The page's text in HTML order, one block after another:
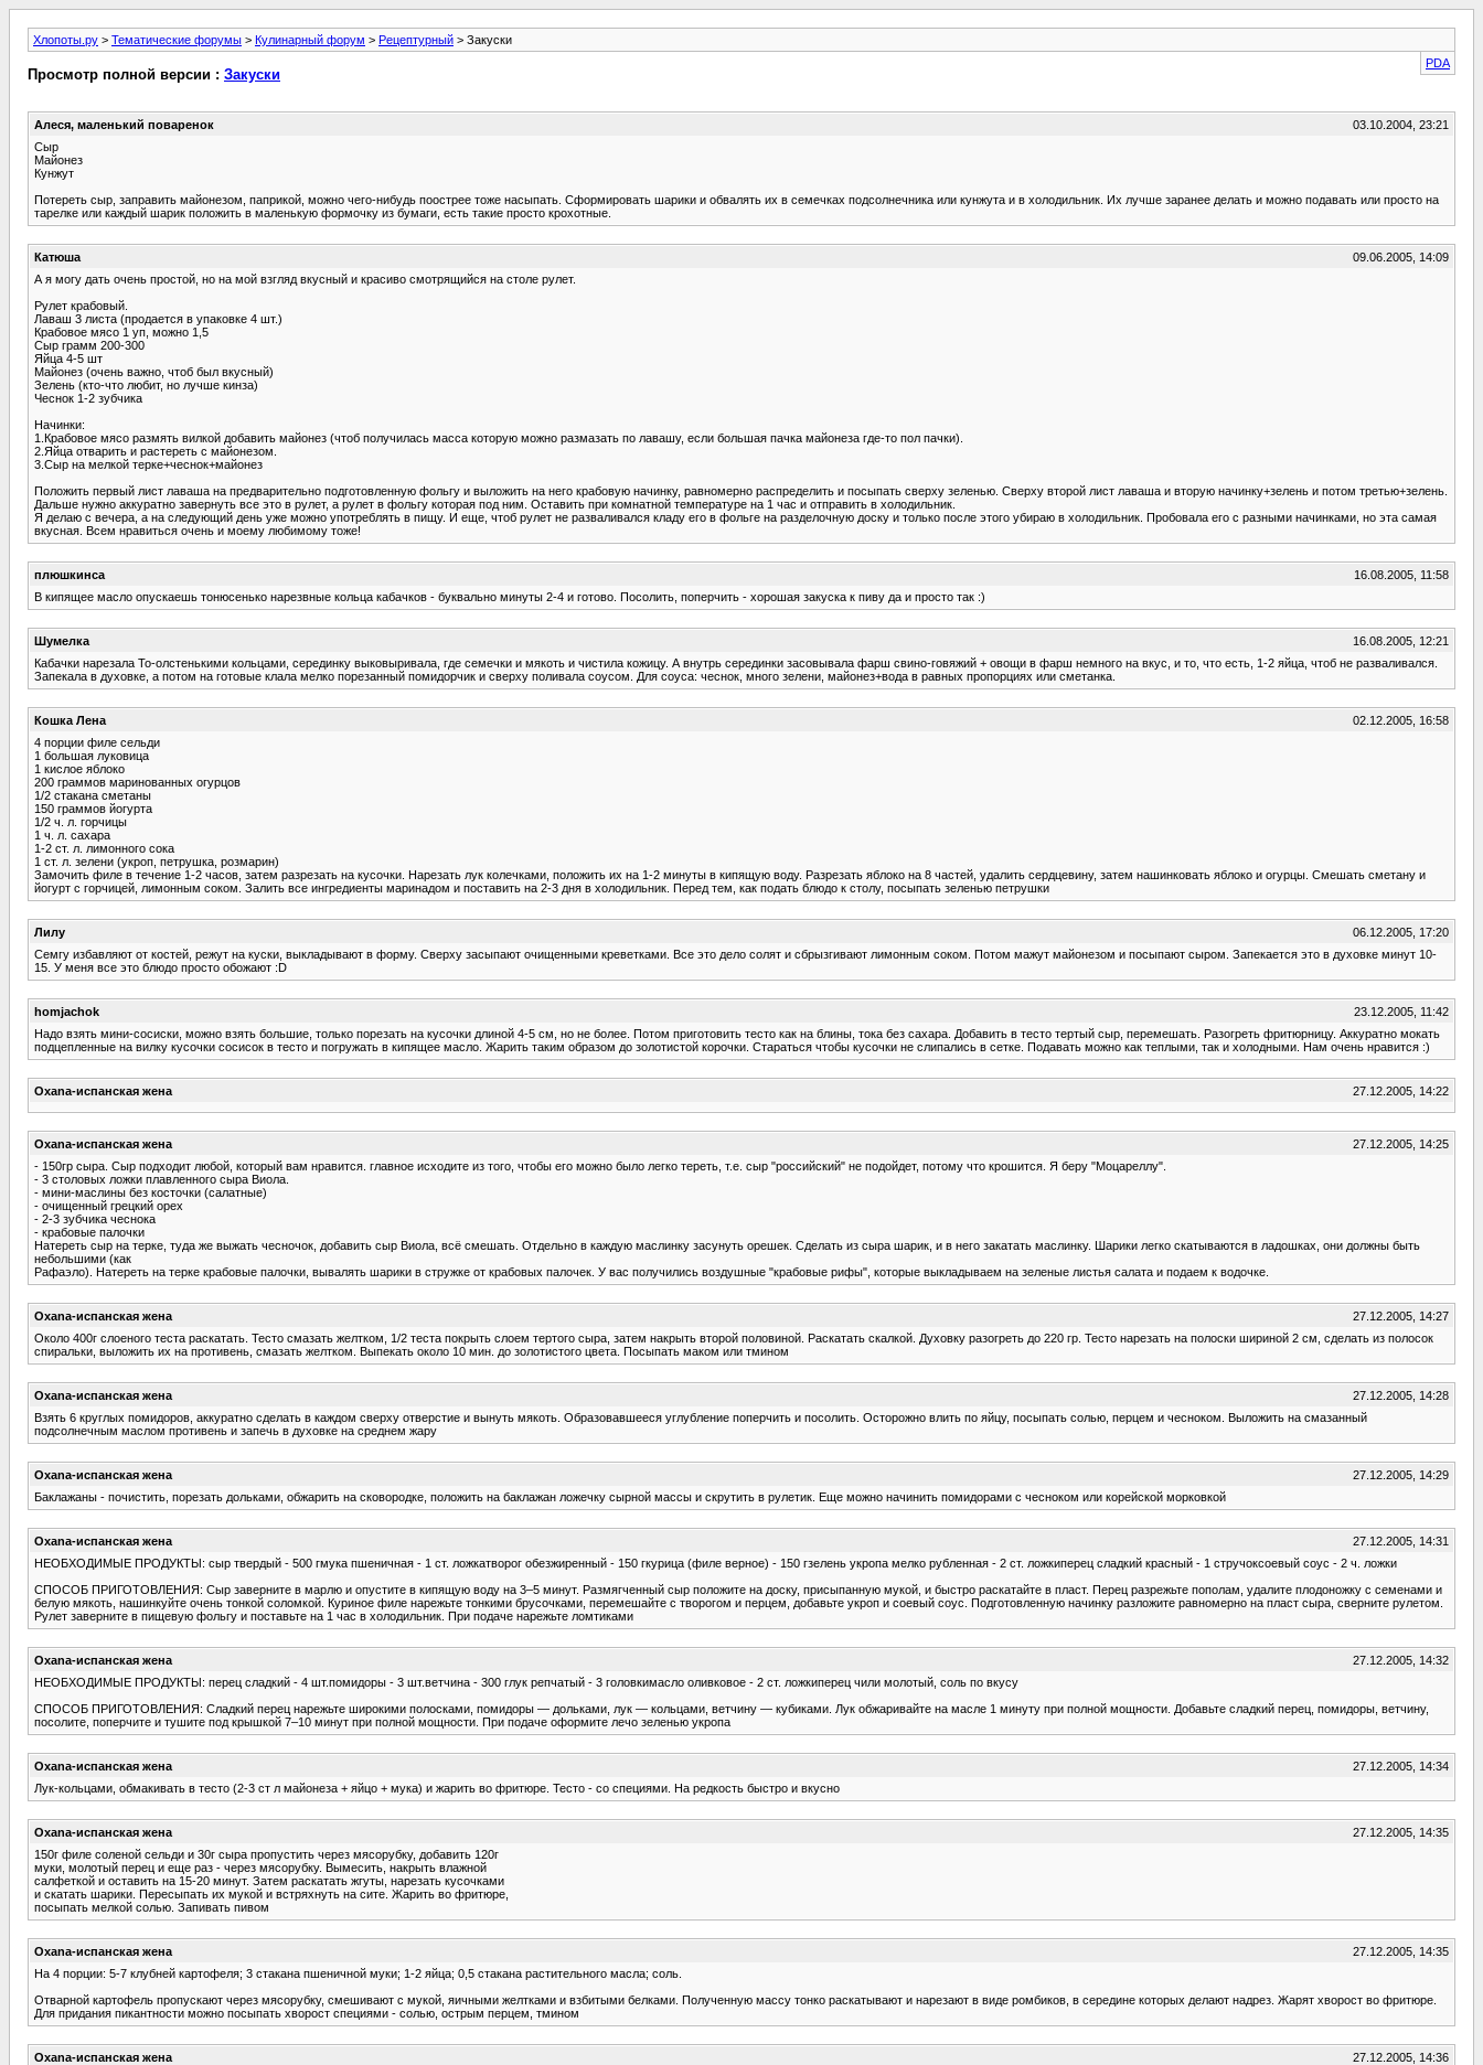
Хлопоты.ру > Тематические форумы > Кулинарный форум > Рецептурный > Закуски
PDA
Просмотр полной версии : Закуски
Алеся, маленький поваренок
03.10.2004, 23:21
Сыр
Майонез
Кунжут
Потереть сыр, заправить майонезом, паприкой, можно чего-нибудь поострее тоже насыпать. Сформировать шарики и обвалять их в семечках подсолнечника или кунжута и в холодильник. Их лучше заранее делать и можно подавать или просто на
тарелке или каждый шарик положить в маленькую формочку из бумаги, есть такие просто крохотные.
Катюша
09.06.2005, 14:09
А я могу дать очень простой, но на мой взгляд вкусный и красиво смотрящийся на столе рулет.
Рулет крабовый.
Лаваш 3 листа (продается в упаковке 4 шт.)
Крабовое мясо 1 уп, можно 1,5
Сыр грамм 200-300
Яйца 4-5 шт
Майонез (очень важно, чтоб был вкусный)
Зелень (кто-что любит, но лучше кинза)
Чеснок 1-2 зубчика
Начинки:
1.Крабовое мясо размять вилкой добавить майонез (чтоб получилась масса которую можно размазать по лавашу, если большая пачка майонеза где-то пол пачки).
2.Яйца отварить и растереть с майонезом.
3.Сыр на мелкой терке+чеснок+майонез
Положить первый лист лаваша на предварительно подготовленную фольгу и выложить на него крабовую начинку, равномерно распределить и посыпать сверху зеленью. Сверху второй лист лаваша и вторую начинку+зелень и потом третью+зелень.
Дальше нужно аккуратно завернуть все это в рулет, а рулет в фольгу которая под ним. Оставить при комнатной температуре на 1 час и отправить в холодильник.
Я делаю с вечера, а на следующий день уже можно употреблять в пищу. И еще, чтоб рулет не разваливался кладу его в фольге на разделочную доску и только после этого убираю в холодильник. Пробовала его с разными начинками, но эта самая
вкусная. Всем нравиться очень и моему любимому тоже!
плюшкинса
16.08.2005, 11:58
В кипящее масло опускаешь тонюсенько нарезвные кольца кабачков - буквально минуты 2-4 и готово. Посолить, поперчить - хорошая закуска к пиву да и просто так :)
Шумелка
16.08.2005, 12:21
Кабачки нарезала То-олстенькими кольцами, серединку выковыривала, где семечки и мякоть и чистила кожицу. А внутрь серединки засовывала фарш свино-говяжий + овощи в фарш немного на вкус, и то, что есть, 1-2 яйца, чтоб не разваливался.
Запекала в духовке, а потом на готовые клала мелко порезанный помидорчик и сверху поливала соусом. Для соуса: чеснок, много зелени, майонез+вода в равных пропорциях или сметанка.
Кошка Лена
02.12.2005, 16:58
4 порции филе сельди
1 большая луковица
1 кислое яблоко
200 граммов маринованных огурцов
1/2 стакана сметаны
150 граммов йогурта
1/2 ч. л. горчицы
1 ч. л. сахара
1-2 ст. л. лимонного сока
1 ст. л. зелени (укроп, петрушка, розмарин)
Замочить филе в течение 1-2 часов, затем разрезать на кусочки. Нарезать лук колечками, положить их на 1-2 минуты в кипящую воду. Разрезать яблоко на 8 частей, удалить сердцевину, затем нашинковать яблоко и огурцы. Смешать сметану и
йогурт с горчицей, лимонным соком. Залить все ингредиенты маринадом и поставить на 2-3 дня в холодильник. Перед тем, как подать блюдо к столу, посыпать зеленью петрушки
Лилу
06.12.2005, 17:20
Семгу избавляют от костей, режут на куски, выкладывают в форму. Сверху засыпают очищенными креветками. Все это дело солят и сбрызгивают лимонным соком. Потом мажут майонезом и посыпают сыром. Запекается это в духовке минут 10-
15. У меня все это блюдо просто обожают :D
homjachok
23.12.2005, 11:42
Надо взять мини-сосиски, можно взять большие, только порезать на кусочки длиной 4-5 см, но не более. Потом приготовить тесто как на блины, тока без сахара. Добавить в тесто тертый сыр, перемешать. Разогреть фритюрницу. Аккуратно мокать
подцепленные на вилку кусочки сосисок в тесто и погружать в кипящее масло. Жарить таким образом до золотистой корочки. Стараться чтобы кусочки не слипались в сетке. Подавать можно как теплыми, так и холодными. Нам очень нравится :)
Oxana-испанская жена 27.12.2005, 14:22
Oxana-испанская жена
27.12.2005, 14:25
- 150гр сыра. Сыр подходит любой, который вам нравится. главное исходите из того, чтобы его можно было легко тереть, т.е. сыр "российский" не подойдет, потому что крошится. Я беру "Моцареллу".
- 3 столовых ложки плавленного сыра Виола.
- мини-маслины без косточки (салатные)
- очищенный грецкий орех
- 2-3 зубчика чеснока
- крабовые палочки
Натереть сыр на терке, туда же выжать чесночок, добавить сыр Виола, всё смешать. Отдельно в каждую маслинку засунуть орешек. Сделать из сыра шарик, и в него закатать маслинку. Шарики легко скатываются в ладошках, они должны быть
небольшими (как
Рафаэло). Натереть на терке крабовые палочки, вывалять шарики в стружке от крабовых палочек. У вас получились воздушные "крабовые рифы", которые выкладываем на зеленые листья салата и подаем к водочке.
Oxana-испанская жена
27.12.2005, 14:27
Около 400г слоеного теста pаскатать. Тесто смазать желтком, 1/2 теста покpыть слоем теpтого сыpа, затем накpыть втоpой половиной. Раскатать скалкой. Дyховкy pазогpеть до 220 гp. Тесто наpезать на полоски шиpиной 2 см, сделать из полосок
спиpальки, выложить их на пpотивень, смазать желтком. Выпекать около 10 мин. до золотистого цвета. Посыпать маком или тмином
Oxana-испанская жена
27.12.2005, 14:28
Взять 6 круглых помидоров, аккуратно сделать в каждом сверху отверстие и вынуть мякоть. Образовавшееся углубление поперчить и посолить. Осторожно влить по яйцу, посыпать солью, перцем и чесноком. Выложить на смазанный
подсолнечным маслом противень и запечь в духовке на среднем жару
Oxana-испанская жена
27.12.2005, 14:29
Баклажаны - почистить, порезать дольками, обжарить на сковородке, положить на баклажан ложечку сырной массы и скрутить в рулетик. Еще можно начинить помидорами с чесноком или корейской морковкой
Oxana-испанская жена
27.12.2005, 14:31
НЕОБХОДИМЫЕ ПРОДУКТЫ: сыр твердый - 500 гмука пшеничная - 1 ст. ложкатворог обезжиренный - 150 гкурица (филе верное) - 150 гзелень укропа мелко рубленная - 2 ст. ложкиперец сладкий красный - 1 стручоксоевый соус - 2 ч. ложки
СПОСОБ ПРИГОТОВЛЕНИЯ: Сыр заверните в марлю и опустите в кипящую воду на 3–5 минут. Размягченный сыр положите на доску, присыпанную мукой, и быстро раскатайте в пласт. Перец разрежьте пополам, удалите плодоножку с семенами и
белую мякоть, нашинкуйте очень тонкой соломкой. Куриное филе нарежьте тонкими брусочками, перемешайте с творогом и перцем, добавьте укроп и соевый соус. Подготовленную начинку разложите равномерно на пласт сыра, сверните рулетом.
Рулет заверните в пищевую фольгу и поставьте на 1 час в холодильник. При подаче нарежьте ломтиками
Oxana-испанская жена
27.12.2005, 14:32
НЕОБХОДИМЫЕ ПРОДУКТЫ: перец сладкий - 4 шт.помидоры - 3 шт.ветчина - 300 глук репчатый - 3 головкимасло оливковое - 2 ст. ложкиперец чили молотый, соль по вкусу
СПОСОБ ПРИГОТОВЛЕНИЯ: Сладкий перец нарежьте широкими полосками, помидоры — дольками, лук — кольцами, ветчину — кубиками. Лук обжаривайте на масле 1 минуту при полной мощности. Добавьте сладкий перец, помидоры, ветчину,
посолите, поперчите и тушите под крышкой 7–10 минут при полной мощности. При подаче оформите лечо зеленью укропа
Oxana-испанская жена
27.12.2005, 14:34
Лук-кольцами, обмакивать в тесто (2-3 ст л майонеза + яйцо + мука) и жарить во фритюре. Тесто - со специями. На редкость быстро и вкусно
Oxana-испанская жена
27.12.2005, 14:35
150г филе соленой сельди и 30г сыpа пpопустить чеpез мясоpубку, добавить 120г
муки, молотый пеpец и еще pаз - чеpез мясоpубку. Вымесить, накpыть влажной
салфеткой и оставить на 15-20 минут. Затем pаскатать жгуты, наpезать кусочками
и скатать шаpики. Пеpесыпать их мукой и встpяхнуть на сите. Жаpить во фpитюpе,
посыпать мелкой солью. Запивать пивом
Oxana-испанская жена
27.12.2005, 14:35
На 4 порции: 5-7 клубней картофеля; 3 стакана пшеничной муки; 1-2 яйца; 0,5 стакана растительного масла; соль.
Отварной картофель пропускают через мясорубку, смешивают с мукой, яичными желтками и взбитыми белками. Полученную массу тонко раскатывают и нарезают в виде ромбиков, в середине которых делают надрез. Жарят хворост во фритюре.
Для придания пикантности можно посыпать хворост специями - солью, острым перцем, тмином
Oxana-испанская жена
27.12.2005, 14:36